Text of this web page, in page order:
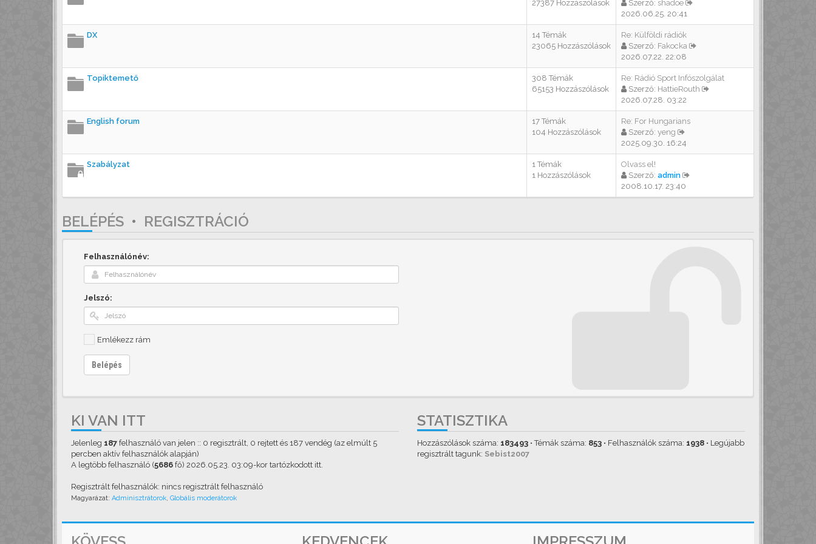
27387 Hozzászólások Szerző: shadoe
2026.06.25. 20:41
DX
14 Témák
23065 Hozzászólások
Re: Külföldi rádiók
Szerző: Fakocka
2026.07.22. 22:08
Topiktemető
308 Témák
65153 Hozzászólások
Re: Rádió Sport Infószolgálat
Szerző: HattieRouth
2026.07.28. 03:22
English forum
17 Témák
104 Hozzászólások
Re: For Hungarians
Szerző: yeng
2025.09.30. 16:24
Szabályzat
1 Témák
1 Hozzászólások
Olvass el!
Szerző: admin
2008.10.17. 23:40
BELÉPÉS • REGISZTRÁCIÓ
Felhasználónév:
Jelszó:
Emlékezz rám
Belépés
KI VAN ITT
Jelenleg 187 felhasználó van jelen :: 0 regisztrált, 0 rejtett és 187 vendég (az elmúlt 5
percben aktív felhasználók alapján)
A legtöbb felhasználó (5686 fő) 2026.05.23. 03:09-kor tartózkodott itt.
Regisztrált felhasználók: nincs regisztrált felhasználó
Magyarázat: Adminisztrátorok, Globális moderátorok
STATISZTIKA
Hozzászólások száma: 183493 • Témák száma: 853 • Felhasználók száma: 1938 • Legújabb
regisztrált tagunk: Sebist2007